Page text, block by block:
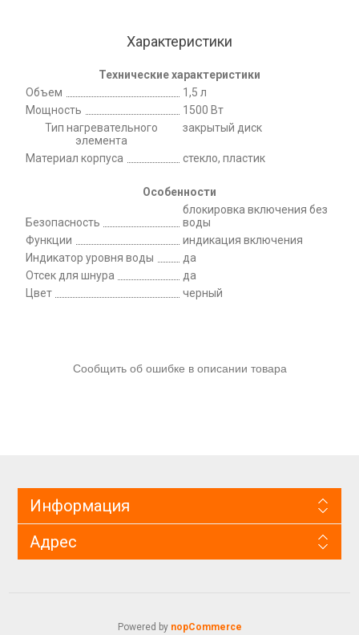
Характеристики
Технические характеристики
Объем
1,5 л
Мощность
1500 Вт
Тип нагревательного
элемента
закрытый диск
Материал корпуса стекло, пластик
Особенности
Безопасность
блокировка включения без
воды
Функции
индикация включения
Индикатор уровня воды
да
Отсек для шнура
да
Цвет
черный
Сообщить об ошибке в описании товара
Информация
Адрес
Powered by nopCommerce